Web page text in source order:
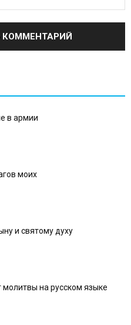
в армии
моих
и святому духу
молитвы на русском языке